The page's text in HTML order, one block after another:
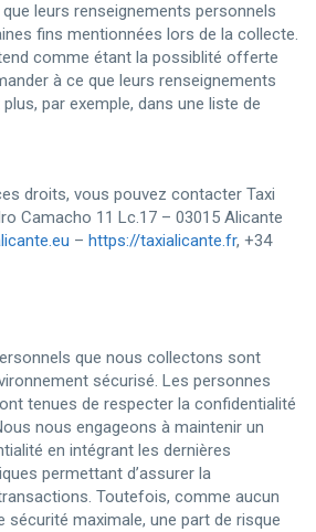
leurs renseignements personnels
fins mentionnées lors de la collecte.
comme étant la possiblité offerte
à ce que leurs renseignements
par exemple, dans une liste de
droits, vous pouvez contacter Taxi
Camacho 11 Lc.17 – 03015 Alicante
– https://taxialicante.fr, +34
que nous collectons sont
sécurisé. Les personnes
tenues de respecter la confidentialité
nous engageons à maintenir un
en intégrant les dernières
permettant d’assurer la
Toutefois, comme aucun
sécurité maximale, une part de risque